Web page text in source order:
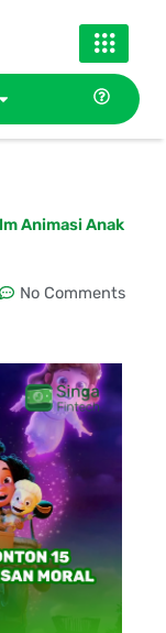
Animasi Anak
No Comments